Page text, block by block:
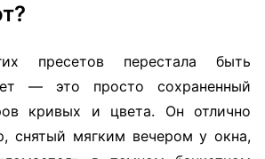
пресетов перестала быть
— это просто сохраненный
кривых и цвета. Он отлично
снятый мягким вечером у окна,